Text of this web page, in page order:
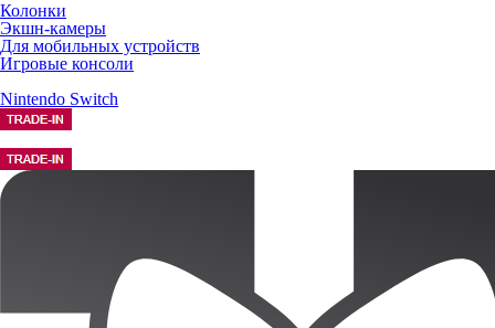
Колонки
Экшн-камеры
Для мобильных устройств
Игровые консоли
Nintendo Switch